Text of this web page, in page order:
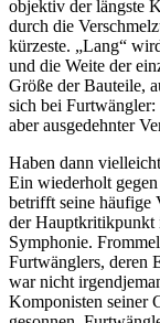
objektiv der längste
durch die
kürzeste. „Lang“
und die Weite der
Größe der Bauteile,
sich bei Furtwängler:
aber ausgedehnter
Haben dann
Ein wiederholt
betrifft seine häufige
der Hauptkritikpunkt
Symphonie.
Furtwänglers, deren
war nicht
Komponisten seiner